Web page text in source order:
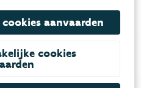
aanvaarden
cookies